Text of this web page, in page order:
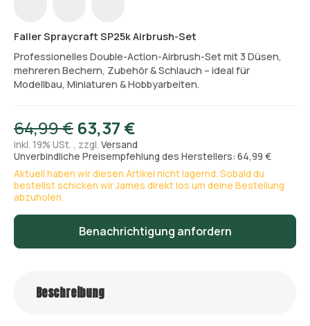
Faller Spraycraft SP25k Airbrush-Set
Professionelles Double-Action-Airbrush-Set mit 3 Düsen,
mehreren Bechern, Zubehör & Schlauch – ideal für
Modellbau, Miniaturen & Hobbyarbeiten.
64,99 € 63,37 €
inkl. 19% USt. , zzgl. Versand
Unverbindliche Preisempfehlung des Herstellers: 64,99 €
Aktuell haben wir diesen Artikel nicht lagernd. Sobald du
bestellst schicken wir James direkt los um deine Bestellung
abzuholen.
Benachrichtigung anfordern
Beschreibung